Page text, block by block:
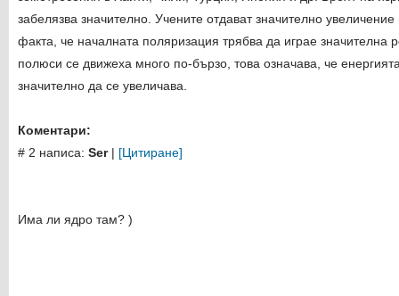
забелязва значително. Учените отдават значително увеличение
факта, че началната поляризация трябва да играе значителна
полюси се движеха много по-бързо, това означава, че
значително да се увеличава.
Коментари:
# 2 написа: Ser| [Цитиране]
Има ли ядро ​​там? )